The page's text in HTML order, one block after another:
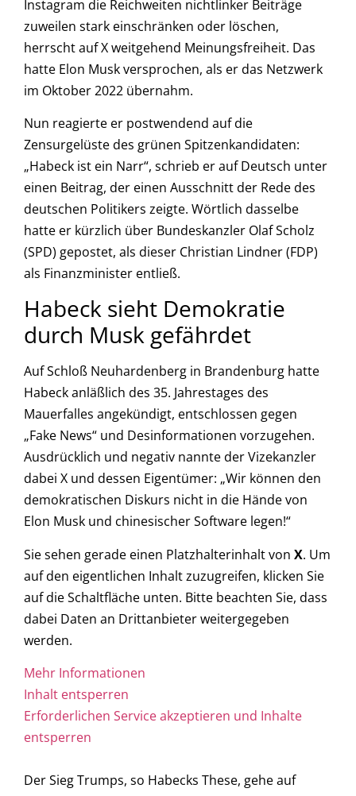
Instagram die Reichweiten nichtlinker Beiträge
zuweilen stark einschränken oder löschen,
herrscht auf X weitgehend Meinungsfreiheit. Das
hatte Elon Musk versprochen, als er das Netzwerk
im Oktober 2022 übernahm.
Nun reagierte er postwendend auf die
Zensurgelüste des grünen Spitzenkandidaten:
„Habeck ist ein Narr“, schrieb er auf Deutsch unter
einen Beitrag, der einen Ausschnitt der Rede des
deutschen Politikers zeigte. Wörtlich dasselbe
hatte er kürzlich über Bundeskanzler Olaf Scholz
(SPD) gepostet, als dieser Christian Lindner (FDP)
als Finanzminister entließ.
Habeck sieht Demokratie
durch Musk gefährdet
Auf Schloß Neuhardenberg in Brandenburg hatte
Habeck anläßlich des 35. Jahrestages des
Mauerfalles angekündigt, entschlossen gegen
„Fake News“ und Desinformationen vorzugehen.
Ausdrücklich und negativ nannte der Vizekanzler
dabei X und dessen Eigentümer: „Wir können den
demokratischen Diskurs nicht in die Hände von
Elon Musk und chinesischer Software legen!“
Sie sehen gerade einen Platzhalterinhalt von X. Um
auf den eigentlichen Inhalt zuzugreifen, klicken Sie
auf die Schaltfläche unten. Bitte beachten Sie, dass
dabei Daten an Drittanbieter weitergegeben
werden.
Mehr Informationen
Inhalt entsperren
Erforderlichen Service akzeptieren und Inhalte
entsperren
Der Sieg Trumps, so Habecks These, gehe auf